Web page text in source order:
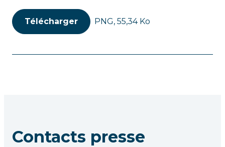
Télécharger PNG, 55,34 Ko
Contacts presse